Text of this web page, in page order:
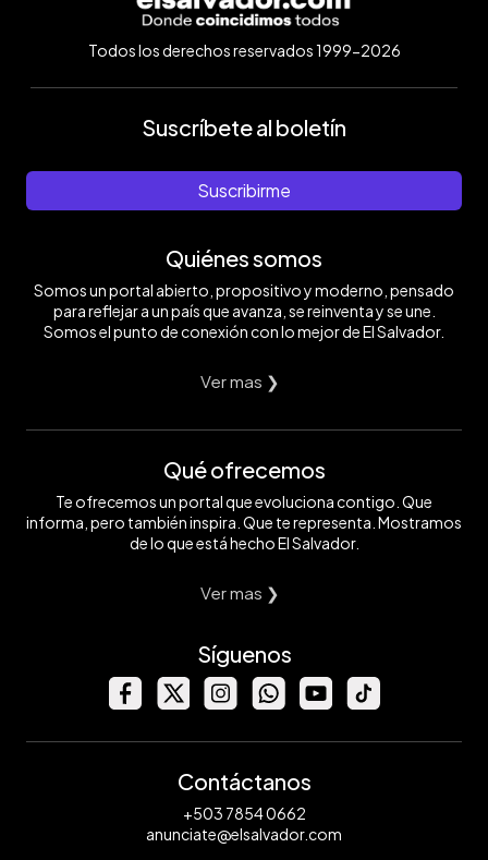
Todos los derechos reservados 1999-2026
Suscríbete al boletín
Suscribirme
Quiénes somos
Somos un portal abierto, propositivo y moderno, pensado
para reflejar a un país que avanza, se reinventa y se une.
Somos el punto de conexión con lo mejor de El Salvador.
Ver mas ❯
Qué ofrecemos
Te ofrecemos un portal que evoluciona contigo. Que
informa, pero también inspira. Que te representa. Mostramos
de lo que está hecho El Salvador.
Ver mas ❯
Síguenos
Contáctanos
+503 7854 0662
anunciate@elsalvador.com